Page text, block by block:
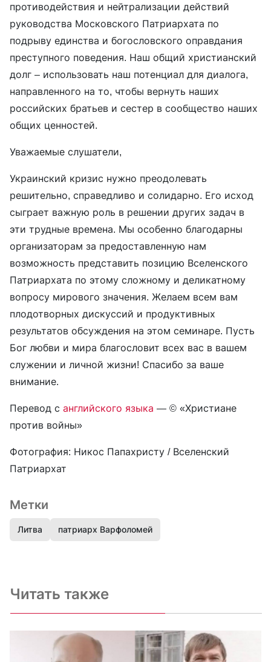
противодействия и нейтрализации действий
руководства Московского Патриархата по
подрыву единства и богословского оправдания
преступного поведения. Наш общий христианский
долг – использовать наш потенциал для диалога,
направленного на то, чтобы вернуть наших
российских братьев и сестер в сообщество наших
общих ценностей.
Уважаемые слушатели,
Украинский кризис нужно преодолевать
решительно, справедливо и солидарно. Его исход
сыграет важную роль в решении других задач в
эти трудные времена. Мы особенно благодарны
организаторам за предоставленную нам
возможность представить позицию Вселенского
Патриархата по этому сложному и деликатному
вопросу мирового значения. Желаем всем вам
плодотворных дискуссий и продуктивных
результатов обсуждения на этом семинаре. Пусть
Бог любви и мира благословит всех вас в вашем
служении и личной жизни! Спасибо за ваше
внимание.
Перевод с английского языка — © «Христиане
против войны»
Фотография: Никос Папахристу / Вселенский
Патриархат
Метки
Литва патриарх Варфоломей
Читать также